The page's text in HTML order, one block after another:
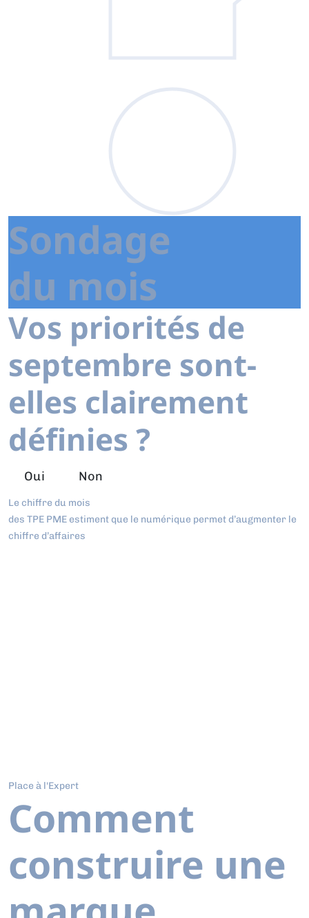
Sondage
du mois
Vos priorités de
septembre sont-
elles clairement
définies ?
Oui Non
Le chiffre du mois
des TPE PME estiment que le numérique permet d’augmenter le
chiffre d’affaires
Place à l'Expert
Comment
construire une